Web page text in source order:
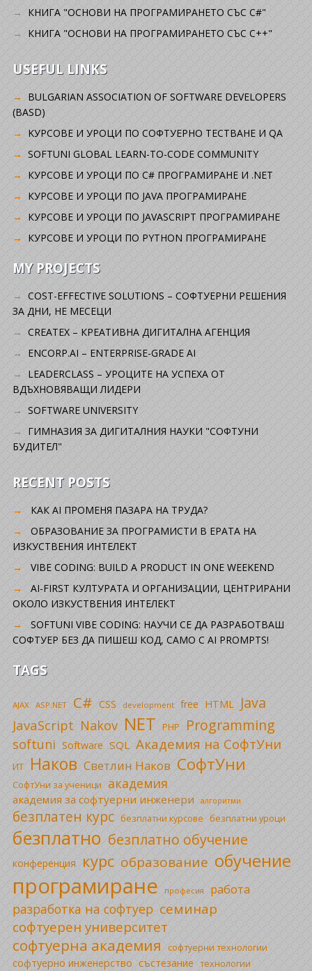
КНИГА "ОСНОВИ НА ПРОГРАМИРАНЕТО СЪС C#"
КНИГА "ОСНОВИ НА ПРОГРАМИРАНЕТО СЪС C++"
USEFUL LINKS
BULGARIAN ASSOCIATION OF SOFTWARE DEVELOPERS
(BASD)
KУРСОВЕ И УРОЦИ ПО СОФТУЕРНО ТЕСТВАНЕ И QA
SOFTUNI GLOBAL LEARN-TO-CODE COMMUNITY
КУРСОВЕ И УРОЦИ ПО C# ПРОГРАМИРАНЕ И .NET
КУРСОВЕ И УРОЦИ ПО JAVA ПРОГРАМИРАНЕ
КУРСОВЕ И УРОЦИ ПО JAVASCRIPT ПРОГРАМИРАНЕ
КУРСОВЕ И УРОЦИ ПО PYTHON ПРОГРАМИРАНЕ
MY PROJECTS
COST-EFFECTIVE SOLUTIONS – СОФТУЕРНИ РЕШЕНИЯ
ЗА ДНИ, НЕ МЕСЕЦИ
CREATEX – КРЕАТИВНА ДИГИТАЛНА АГЕНЦИЯ
ENCORP.AI – ENTERPRISE-GRADE AI
LEADERCLASS – УРОЦИТЕ НА УСПЕХА ОТ
ВДЪХНОВЯВАЩИ ЛИДЕРИ
SOFTWARE UNIVERSITY
ГИМНАЗИЯ ЗА ДИГИТАЛНИЯ НАУКИ "СОФТУНИ
БУДИТЕЛ"
RECENT POSTS
КАК AI ПРОМЕНЯ ПАЗАРА НА ТРУДА?
ОБРАЗОВАНИЕ ЗА ПРОГРАМИСТИ В ЕРАТА НА
ИЗКУСТВЕНИЯ ИНТЕЛЕКТ
VIBE CODING: BUILD A PRODUCT IN ONE WEEKEND
AI-FIRST КУЛТУРАТА И ОРГАНИЗАЦИИ, ЦЕНТРИРАНИ
ОКОЛО ИЗКУСТВЕНИЯ ИНТЕЛЕКТ
SOFTUNI VIBE CODING: НАУЧИ СЕ ДА РАЗРАБОТВАШ
СОФТУЕР БЕЗ ДА ПИШЕШ КОД, САМО С AI PROMPTS!
TAGS
AJAX ASP.NET C# CSS development free HTML Java
JavaScript Nakov NET PHP Programming
softuni Software SQL Академия на СофтУни
ИТ Наков Светлин Наков СофтУни
СофтУни за ученици академия
академия за софтуерни инженери алгоритми
безплатен курс безплатни курсове безплатни уроци
безплатно безплатно обучение
конференция курс образование обучение
програмиране професия работа
разработка на софтуер семинар
софтуерен университет
софтуерна академия софтуерни технологии
софтуерно инженерство състезание технологии